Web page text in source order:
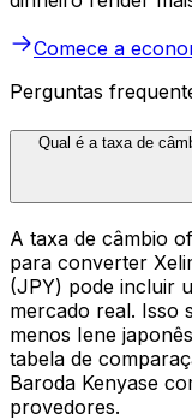
Comece a
Perguntas
Qual é a taxa de
A taxa de câmbio
para converter
(JPY) pode incluir
mercado real. Isso
menos Iene
tabela de
Baroda Kenyase
provedores.